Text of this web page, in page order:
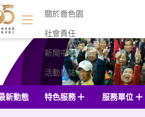
關於嗇色園
社會責任
新聞中心
活動日誌
聯絡我們
新動態 特色服務 服務單位